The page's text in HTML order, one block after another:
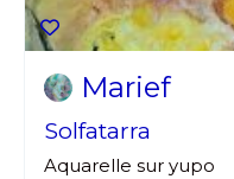
Marief
Solfatarra
Aquarelle sur yupo